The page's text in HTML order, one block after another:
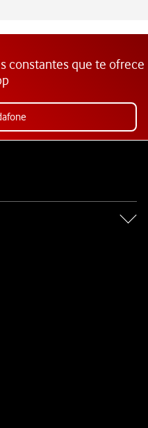
constantes que te ofrece
de Vodafone